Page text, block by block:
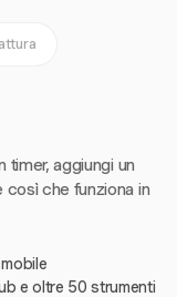
timer, aggiungi un
così che funziona in
e oltre 50 strumenti